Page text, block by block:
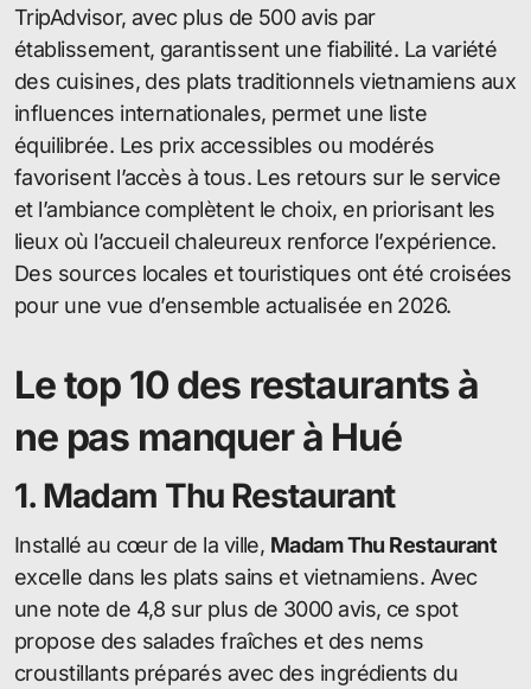
TripAdvisor, avec plus de 500 avis par
établissement, garantissent une fiabilité. La variété
des cuisines, des plats traditionnels vietnamiens aux
influences internationales, permet une liste
équilibrée. Les prix accessibles ou modérés
favorisent l’accès à tous. Les retours sur le service
et l’ambiance complètent le choix, en priorisant les
lieux où l’accueil chaleureux renforce l’expérience.
Des sources locales et touristiques ont été croisées
pour une vue d’ensemble actualisée en 2026.
Le top 10 des restaurants à
ne pas manquer à Hué
1. Madam Thu Restaurant
Installé au cœur de la ville, Madam Thu Restaurant
excelle dans les plats sains et vietnamiens. Avec
une note de 4,8 sur plus de 3000 avis, ce spot
propose des salades fraîches et des nems
croustillants préparés avec des ingrédients du